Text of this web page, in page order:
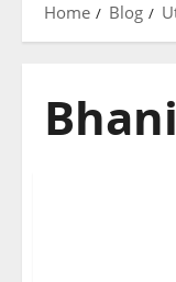
Home Blog